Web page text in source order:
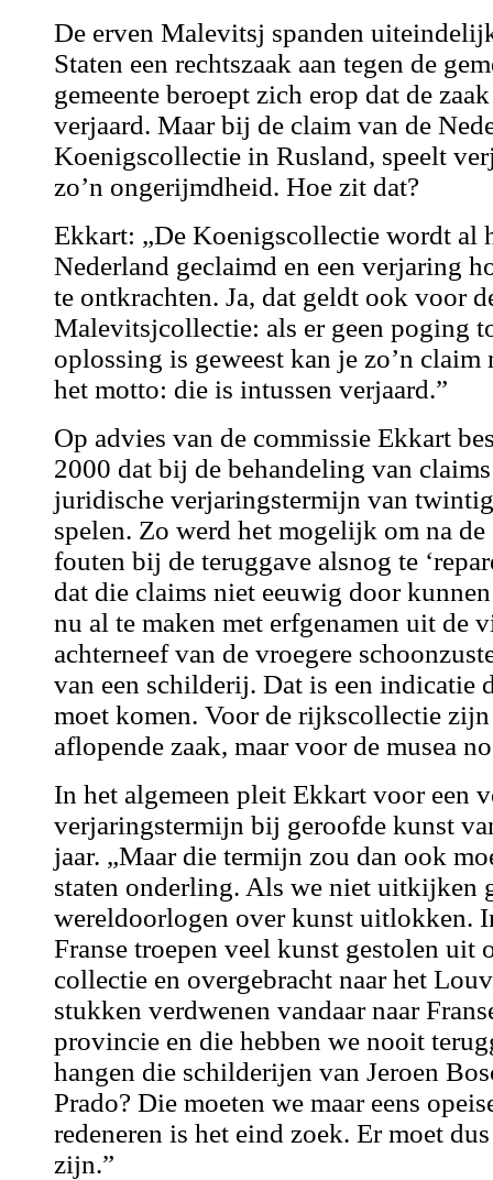
De erven Malevitsj spanden
Staten een rechtszaak aan tegen de
gemeente beroept zich erop dat de
verjaard. Maar bij de claim van de
Koenigscollectie in Rusland, speelt
zo’n ongerijmdheid. Hoe zit dat?
Ekkart: „De Koenigscollectie wordt al
Nederland geclaimd en een verjaring
te ontkrachten. Ja, dat geldt ook voor
Malevitsjcollectie: als er geen poging
oplossing is geweest kan je zo’n
het motto: die is intussen verjaard.”
Op advies van de commissie Ekkart
2000 dat bij de behandeling van
juridische verjaringstermijn van
spelen. Zo werd het mogelijk om na
fouten bij de teruggave alsnog te
dat die claims niet eeuwig door
nu al te maken met erfgenamen uit de
achterneef van de vroegere
van een schilderij. Dat is een indicatie
moet komen. Voor de rijkscollectie
aflopende zaak, maar voor de musea
In het algemeen pleit Ekkart voor een
verjaringstermijn bij geroofde kunst
jaar. „Maar die termijn zou dan ook
staten onderling. Als we niet uitkijken
wereldoorlogen over kunst uitlokken.
Franse troepen veel kunst gestolen uit
collectie en overgebracht naar het
stukken verdwenen vandaar naar
provincie en die hebben we nooit
hangen die schilderijen van Jeroen
Prado? Die moeten we maar eens
redeneren is het eind zoek. Er moet
zijn.”